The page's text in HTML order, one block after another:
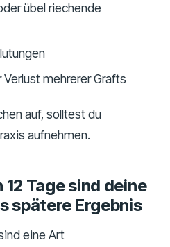
übel riechende
mehrerer Grafts
auf, solltest du
aufnehmen.
Tage sind deine
spätere Ergebnis
eine Art